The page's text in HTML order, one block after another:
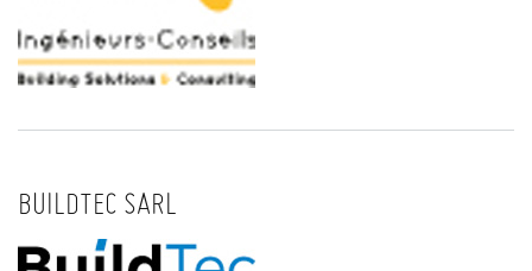
BUILDTEC SARL